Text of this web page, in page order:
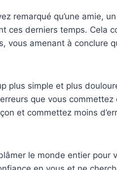
remarqué qu’une amie,
ces derniers temps. Cela
vous amenant à conclure
plus simple et plus
que vous
et commettez moins
le monde entier pour